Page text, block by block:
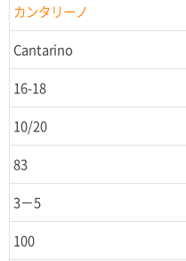
カンタリーノ
Cantarino
16-18
10/20
83
3－5
100